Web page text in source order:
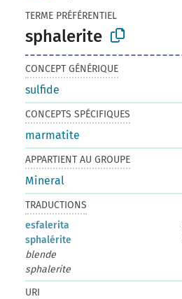
TERME PRÉFÉRENTIEL
sphalerite
CONCEPT GÉNÉRIQUE
sulfide
CONCEPTS SPÉCIFIQUES
marmatite
APPARTIENT AU GROUPE
Mineral
TRADUCTIONS
esfalerita
sphalérite
blende
sphalerite
URI